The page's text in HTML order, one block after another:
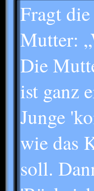
Fragt
Mutter:
Die
ist ganz
Junge
wie das
soll.